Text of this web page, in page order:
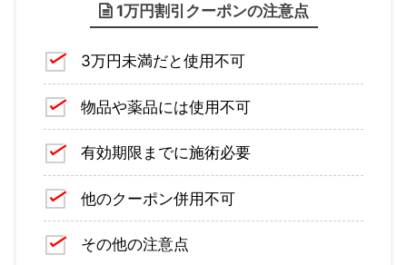
1万円割引クーポンの注意点
3万円未満だと使用不可
物品や薬品には使用不可
有効期限までに施術必要
他のクーポン併用不可
その他の注意点